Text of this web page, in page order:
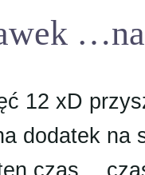
12 xD
dodatek